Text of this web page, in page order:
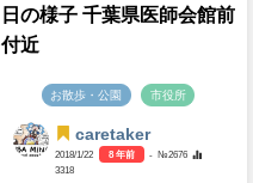
日の様子 千葉県医師会館前
付近
お散歩・公園 市役所
caretaker
2018/1/22 8 年前
- №2676
3318